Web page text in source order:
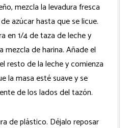
mezcla la levadura fresca
azúcar hasta que se licue.
en 1/4 de taza de leche y
mezcla de harina. Añade el
resto de la leche y comienza
la masa esté suave y se
de los lados del tazón.
de plástico. Déjalo reposar